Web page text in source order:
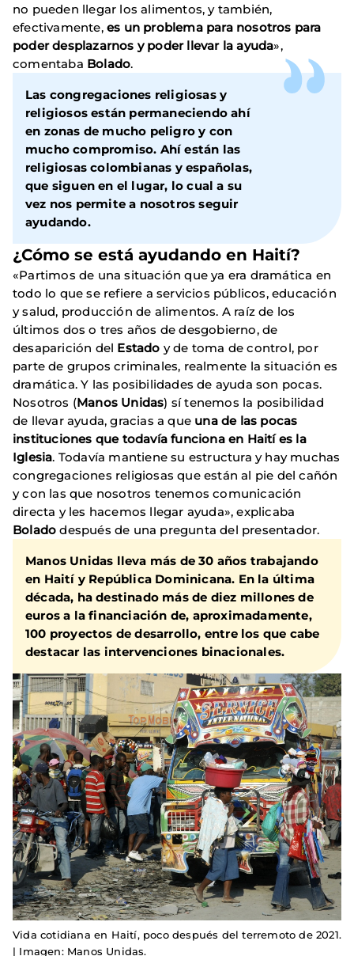
no pueden llegar los alimentos, y también,
efectivamente, es un problema para nosotros para
poder desplazarnos y poder llevar la ayuda»,
comentaba Bolado.
Las congregaciones religiosas y
religiosos están permaneciendo ahí
en zonas de mucho peligro y con
mucho compromiso. Ahí están las
religiosas colombianas y españolas,
que siguen en el lugar, lo cual a su
vez nos permite a nosotros seguir
ayudando.
¿Cómo se está ayudando en Haití?
«Partimos de una situación que ya era dramática en
todo lo que se refiere a servicios públicos, educación
y salud, producción de alimentos. A raíz de los
últimos dos o tres años de desgobierno, de
desaparición del Estado y de toma de control, por
parte de grupos criminales, realmente la situación es
dramática. Y las posibilidades de ayuda son pocas.
Nosotros (Manos Unidas) sí tenemos la posibilidad
de llevar ayuda, gracias a que una de las pocas
instituciones que todavía funciona en Haití es la
Iglesia. Todavía mantiene su estructura y hay muchas
congregaciones religiosas que están al pie del cañón
y con las que nosotros tenemos comunicación
directa y les hacemos llegar ayuda», explicaba
Bolado después de una pregunta del presentador.
Manos Unidas lleva más de 30 años trabajando
en Haití y República Dominicana. En la última
década, ha destinado más de diez millones de
euros a la financiación de, aproximadamente,
100 proyectos de desarrollo, entre los que cabe
destacar las intervenciones binacionales.
Vida cotidiana en Haití, poco después del terremoto de 2021.
| Imagen: Manos Unidas.